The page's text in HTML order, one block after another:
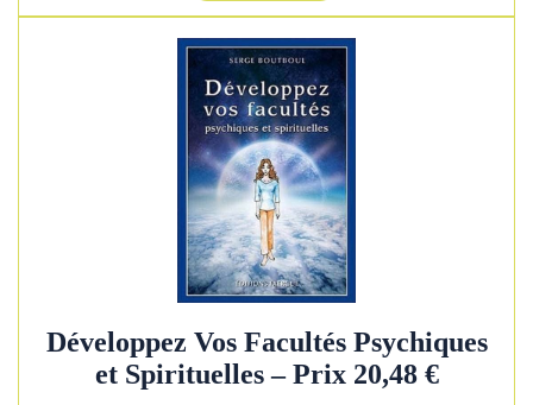
Développez Vos Facultés Psychiques
et Spirituelles – Prix 20,48 €